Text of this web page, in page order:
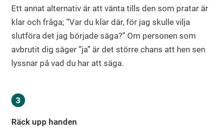
Ett annat alternativ är att vänta tills den som pratar är
klar och fråga; ”Var du klar där, för jag skulle vilja
slutföra det jag började säga?” Om personen som
avbrutit dig säger ”ja” är det större chans att hen sen
lyssnar på vad du har att säga.
Räck upp handen